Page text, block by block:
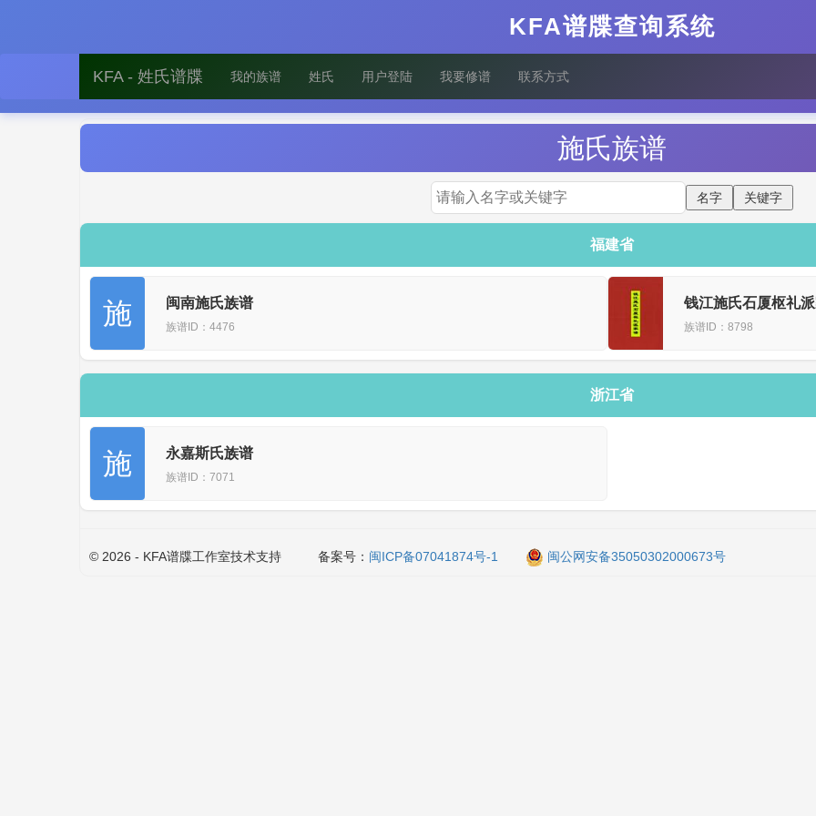
KFA谱牒查询系统
KFA - 姓氏谱牒 我的族谱 姓氏 用户登陆 我要修谱 联系方式
施氏族谱
福建省
施 闽南施氏族谱
族谱ID：4476
钱江施氏石厦枢礼
族谱ID：8798
浙江省
施 永嘉斯氏族谱
族谱ID：7071
© 2026 - KFA谱牒工作室技术支持 备案号： 闽ICP备07041874号-1 闽公网安备35050302000673号